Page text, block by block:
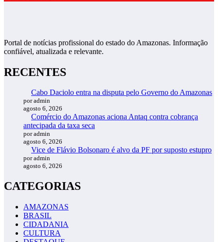
Portal de notícias profissional do estado do Amazonas. Informação
confiável, atualizada e relevante.
RECENTES
Cabo Daciolo entra na disputa pelo Governo do Amazonas
por admin
agosto 6, 2026
Comércio do Amazonas aciona Antaq contra cobrança
antecipada da taxa seca
por admin
agosto 6, 2026
Vice de Flávio Bolsonaro é alvo da PF por suposto estupro
por admin
agosto 6, 2026
CATEGORIAS
AMAZONAS
BRASIL
CIDADANIA
CULTURA